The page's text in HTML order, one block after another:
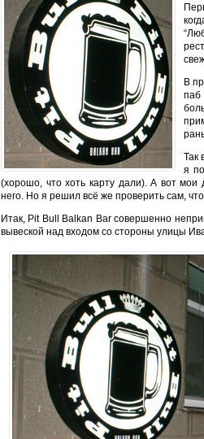
В
Так
я
(хорошо, что хоть карту дали). А вот мои
него. Но я решил всё же проверить сам,
Итак, Pit Bull Balkan Bar совершенно
вывеской над входом со стороны улицы